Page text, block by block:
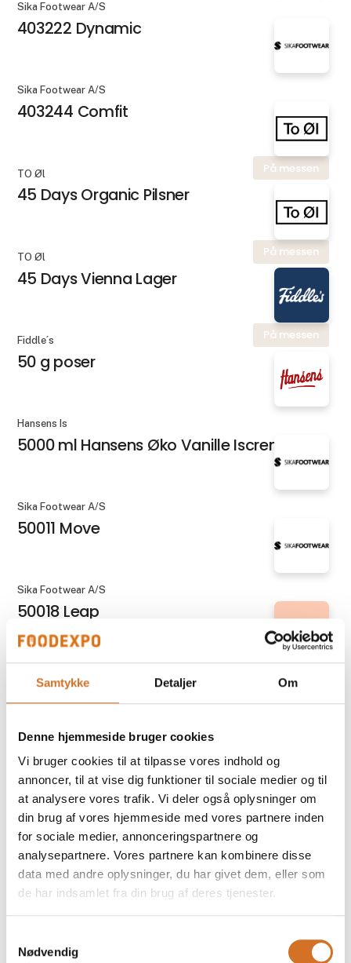
Samtykke Detaljer Om
Denne hjemmeside bruger cookies
Vi bruger cookies til at tilpasse vores indhold og
annoncer, til at vise dig funktioner til sociale medier og til
at analysere vores trafik. Vi deler også oplysninger om
din brug af vores hjemmeside med vores partnere inden
for sociale medier, annonceringspartnere og
analysepartnere. Vores partnere kan kombinere disse
data med andre oplysninger, du har givet dem, eller som
de har indsamlet fra din brug af deres tjenester.
Nødvendig
Sika Footwear A/S
403222 Dynamic
Sika Footwear A/S
403244 Comfit
På messen
TO Øl
45 Days Organic Pilsner
På messen
TO Øl
45 Days Vienna Lager
På messen
Fiddle´s
50 g poser
Hansens Is
5000 ml Hansens Øko Vanille Iscreme
Sika Footwear A/S
50011 Move
Sika Footwear A/S
50018 Leap
5G internet til erhverv
Fiddle´s
70 g poser
Kirkeby Cheese Export
A-Beta 10% fedt, Græsk type
Abrikos Rakija